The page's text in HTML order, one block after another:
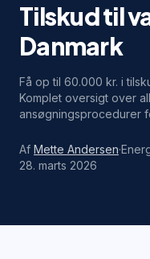
Tilskud til
Danmark
Få op til 60.000 kr. i
Komplet oversigt over
ansøgningsprocedurer
Af Mette Andersen·
28. marts 2026